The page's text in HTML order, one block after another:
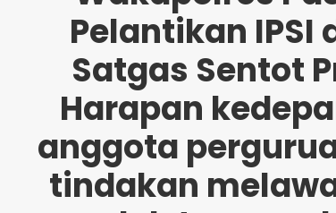
Pelantikan IPSI
Satgas Sentot
Harapan
anggota
tindakan